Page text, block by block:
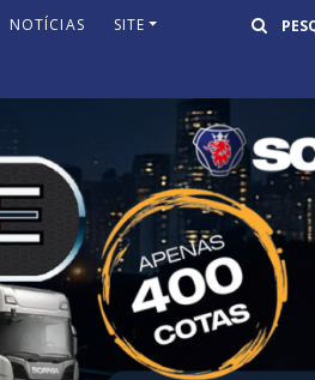
NOTÍCIAS SITE Buscar